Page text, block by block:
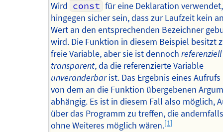
Wird const für eine Deklaration
hingegen sicher sein, dass zur Laufzeit kein
Wert an den entsprechenden Bezeichner
wird. Die Funktion in diesem Beispiel besitzt
freie Variable, aber sie ist dennochreferenziell
transparent, da die referenzierte Variable
unveränderbarist. Das Ergebnis eines
von dem an die Funktion übergebenen
abhängig. Es ist in diesem Fall also möglich,
über das Programm zu treffen, die
ohne Weiteres möglich wären.[1]